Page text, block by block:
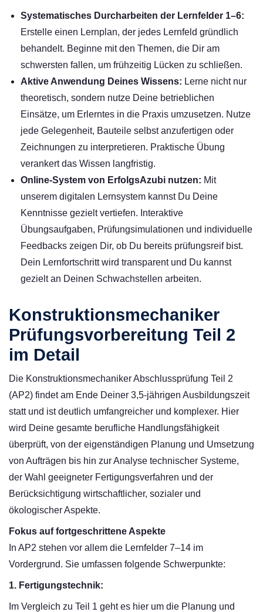
Systematisches Durcharbeiten der Lernfelder 1–6:
Erstelle einen Lernplan, der jedes Lernfeld gründlich
behandelt. Beginne mit den Themen, die Dir am
schwersten fallen, um frühzeitig Lücken zu schließen.
Aktive Anwendung Deines Wissens: Lerne nicht nur
theoretisch, sondern nutze Deine betrieblichen
Einsätze, um Erlerntes in die Praxis umzusetzen. Nutze
jede Gelegenheit, Bauteile selbst anzufertigen oder
Zeichnungen zu interpretieren. Praktische Übung
verankert das Wissen langfristig.
Online-System von ErfolgsAzubi nutzen: Mit
unserem digitalen Lernsystem kannst Du Deine
Kenntnisse gezielt vertiefen. Interaktive
Übungsaufgaben, Prüfungsimulationen und individuelle
Feedbacks zeigen Dir, ob Du bereits prüfungsreif bist.
Dein Lernfortschritt wird transparent und Du kannst
gezielt an Deinen Schwachstellen arbeiten.
Konstruktionsmechaniker
Prüfungsvorbereitung Teil 2
im Detail
Die Konstruktionsmechaniker Abschlussprüfung Teil 2
(AP2) findet am Ende Deiner 3,5-jährigen Ausbildungszeit
statt und ist deutlich umfangreicher und komplexer. Hier
wird Deine gesamte berufliche Handlungsfähigkeit
überprüft, von der eigenständigen Planung und Umsetzung
von Aufträgen bis hin zur Analyse technischer Systeme,
der Wahl geeigneter Fertigungsverfahren und der
Berücksichtigung wirtschaftlicher, sozialer und
ökologischer Aspekte.
Fokus auf fortgeschrittene Aspekte
In AP2 stehen vor allem die Lernfelder 7–14 im
Vordergrund. Sie umfassen folgende Schwerpunkte:
1. Fertigungstechnik:
Im Vergleich zu Teil 1 geht es hier um die Planung und